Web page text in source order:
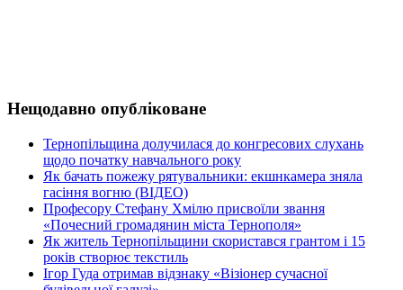
Нещодавно опубліковане
Тернопільщина долучилася до конгресових слухань
щодо початку навчального року
Як бачать пожежу рятувальники: екшнкамера зняла
гасіння вогню (ВІДЕО)
Професору Стефану Хмілю присвоїли звання
«Почесний громадянин міста Тернополя»
Як житель Тернопільщини скористався грантом і 15
років створює текстиль
Ігор Гуда отримав відзнаку «Візіонер сучасної